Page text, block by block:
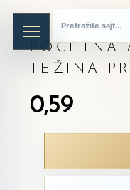
POČETNA
TEŽINA
0,59